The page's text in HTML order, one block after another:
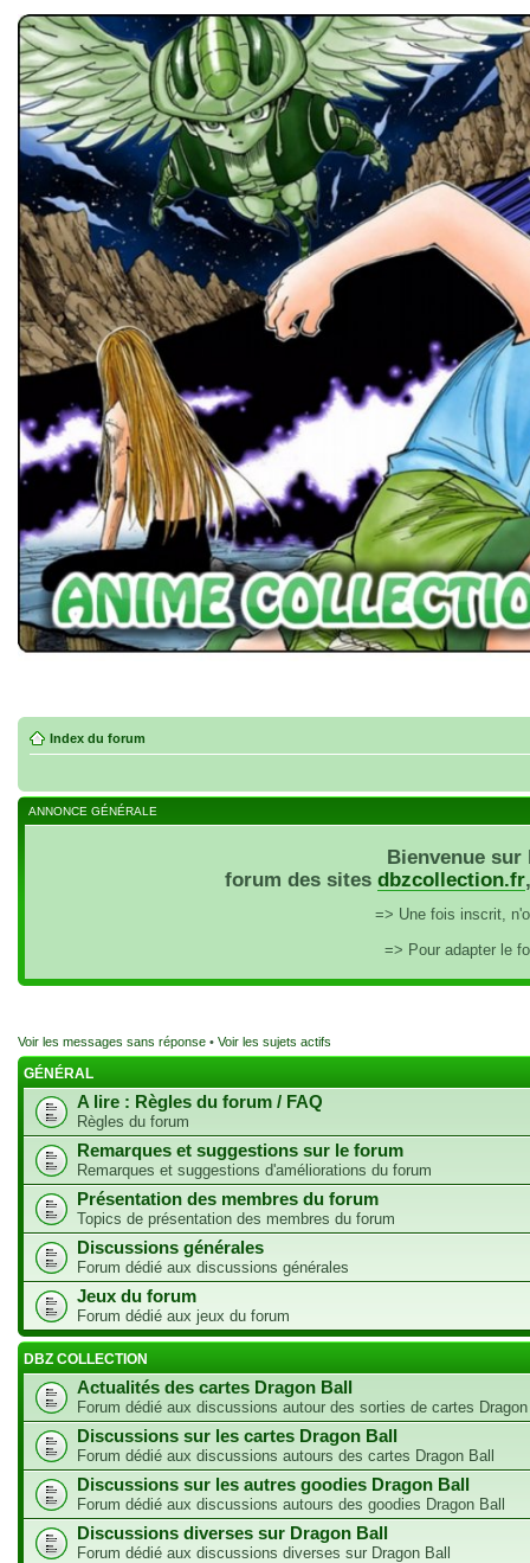
Index du forum
ANNONCE GÉNÉRALE
Bienvenue
forum des sites dbzcollection.fr
=> Une fois inscrit,
=> Pour adapter le
Voir les messages sans réponse • Voir les sujets actifs
GÉNÉRAL
A lire : Règles du forum / FAQ
Règles du forum
Remarques et suggestions sur le forum
Remarques et suggestions d'améliorations du forum
Présentation des membres du forum
Topics de présentation des membres du forum
Discussions générales
Forum dédié aux discussions générales
Jeux du forum
Forum dédié aux jeux du forum
DBZ COLLECTION
Actualités des cartes Dragon Ball
Forum dédié aux discussions autour des sorties de cartes
Discussions sur les cartes Dragon Ball
Forum dédié aux discussions autours des cartes Dragon Ball
Discussions sur les autres goodies Dragon Ball
Forum dédié aux discussions autours des goodies Dragon Ball
Discussions diverses sur Dragon Ball
Forum dédié aux discussions diverses sur Dragon Ball